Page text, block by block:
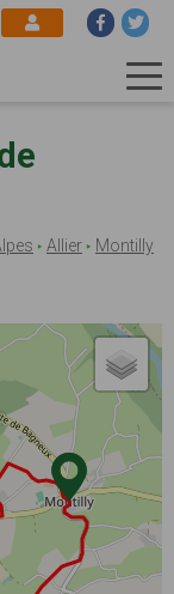
Allier
Montilly